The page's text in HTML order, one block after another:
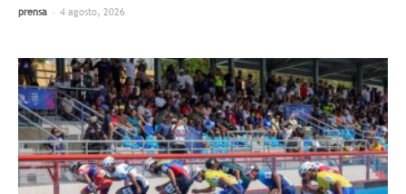
prensa - 4 agosto, 2026